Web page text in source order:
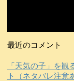
最近のコメント
「天気の子」を
ト（ネタバレ注意